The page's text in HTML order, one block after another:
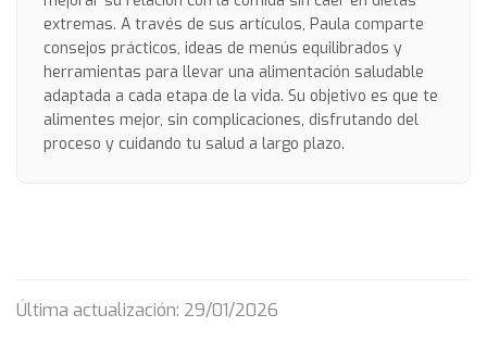
extremas. A través de sus artículos, Paula comparte
consejos prácticos, ideas de menús equilibrados y
herramientas para llevar una alimentación saludable
adaptada a cada etapa de la vida. Su objetivo es que te
alimentes mejor, sin complicaciones, disfrutando del
proceso y cuidando tu salud a largo plazo.
Última actualización: 29/01/2026